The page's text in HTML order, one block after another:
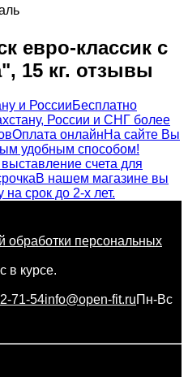
евро-классик с
15 кг. отзывы
и РоссииБесплатно
России и СНГ более
Оплата онлайнНа сайте Вы
удобным способом!
счета для
В нашем магазине вы
срок до 2-х лет.
обработки персональных
в курсе.
71-54info@open-fit.ruПн-Вс